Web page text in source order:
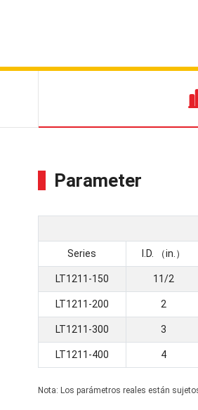
Parameter
Series I.D. （in.）
LT1211-150 11/2
LT1211-200 2
LT1211-300 3
LT1211-400 4
Nota: Los parámetros reales están